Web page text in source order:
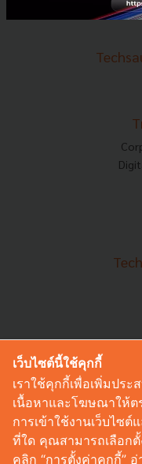
เว็บไซต์นี้ใช้คุกกี้
เราใช้คุกกี้เพื่อเพิ่มปร
เนื้อหาและโฆษณาให้ต
การเข้าใช้งานเว็บไซต์
ที่ใด คุณสามารถเลือก
คลิก “การตั้งค่าคุกกี้” อ่